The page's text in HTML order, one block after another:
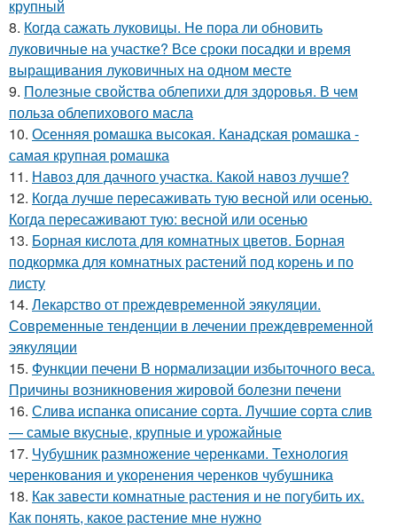
крупный
8. Когда сажать луковицы. Не пора ли обновить
луковичные на участке? Все сроки посадки и время
выращивания луковичных на одном месте
9. Полезные свойства облепихи для здоровья. В чем
польза облепихового масла
10. Осенняя ромашка высокая. Канадская ромашка -
самая крупная ромашка
11. Навоз для дачного участка. Какой навоз лучше?
12. Когда лучше пересаживать тую весной или осенью.
Когда пересаживают тую: весной или осенью
13. Борная кислота для комнатных цветов. Борная
подкормка для комнатных растений под корень и по
листу
14. Лекарство от преждевременной эякуляции.
Современные тенденции в лечении преждевременной
эякуляции
15. Функции печени В нормализации избыточного веса.
Причины возникновения жировой болезни печени
16. Слива испанка описание сорта. Лучшие сорта слив
— самые вкусные, крупные и урожайные
17. Чубушник размножение черенками. Технология
черенкования и укоренения черенков чубушника
18. Как завести комнатные растения и не погубить их.
Как понять, какое растение мне нужно